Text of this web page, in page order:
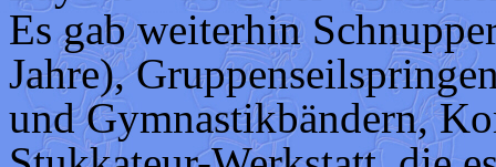
Es gab weiterhin
Jahre),
und Gymnastikbändern,